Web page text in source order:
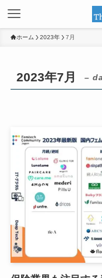
ホーム 2023年 7月
2023年7月 –